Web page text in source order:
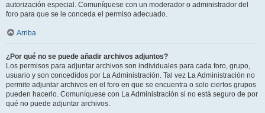
autorización especial. Comuníquese con un moderador o administrador del
foro para que se le conceda el permiso adecuado.
Arriba
¿Por qué no se puede añadir archivos adjuntos?
Los permisos para adjuntar archivos son individuales para cada foro, grupo,
usuario y son concedidos por La Administración. Tal vez La Administración no
permite adjuntar archivos en el foro en que se encuentra o solo ciertos grupos
pueden hacerlo. Comuníquese con La Administración si no está seguro de por
qué no puede adjuntar archivos.